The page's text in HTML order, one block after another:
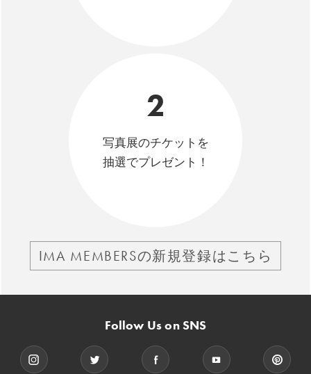
2
写真展のチケットを
抽選でプレゼント！
IMA MEMBERSの新規登録はこちら
Follow Us on SNS